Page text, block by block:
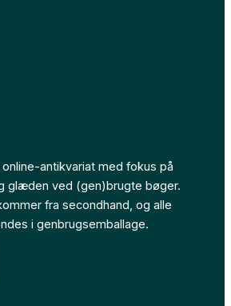
antikvariat med fokus på
glæden ved (gen)brugte bøger.
fra secondhand, og alle
i genbrugsemballage.